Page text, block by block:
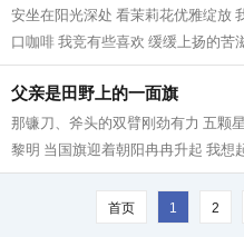
安坐在阳光深处 看茉莉花优雅绽放
口咖啡 我竞有些喜欢 缓缓上扬的苦
知为何 停驻在我的窗沿 对着我不...
父亲是田野上的一面旗
那镰刀、斧头的双臂刚劲有力 五颗
黎明 当国旗迎着朝阳冉冉升起 我想
歌也唱不好 这并不妨碍他“起来”...
首页 1 2